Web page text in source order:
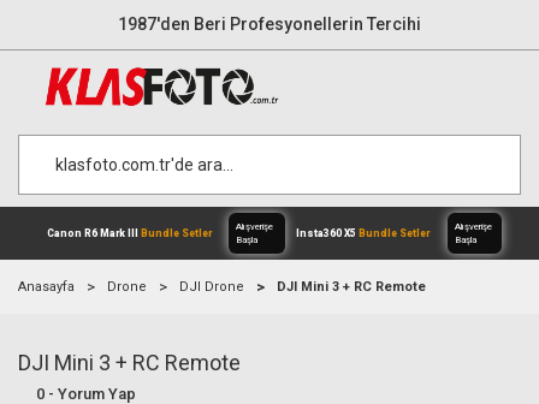
1987'den Beri Profesyonellerin Tercihi
Canon R6 Mark III
Anasayfa Drone DJI Drone DJI Mini 3 + RC Remote
DJI Mini 3 + RC Remote
0 - Yorum Yap